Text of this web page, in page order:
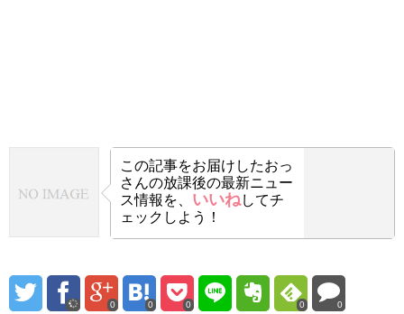
この記事をお届けしたおっ
さんの放課後の最新ニュー
ス情報を、 いいねしてチ
ェックしよう！
0 0 0 0 0